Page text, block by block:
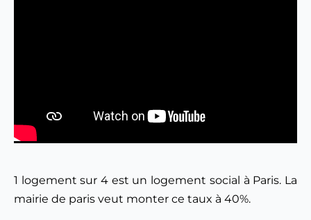
1 logement sur 4 est un logement social à Paris. La
mairie de paris veut monter ce taux à 40%.